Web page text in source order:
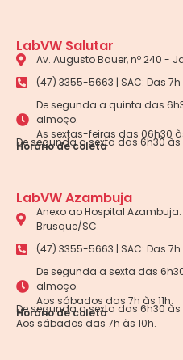
LabVW Salutar
Av. Augusto Bauer, nº 240 -
(47) 3355-5663 | SAC: Das 7h
De segunda a quinta das
almoço.
As sextas-feiras das 06h30
Horário de coleta
De segunda a sexta das 6h30 às
LabVW Azambuja
Anexo ao Hospital
Brusque/SC
(47) 3355-5663 | SAC: Das 7h
De segunda a sexta das
almoço.
Aos sábados das 7h às 11h.
Horário de coleta
De segunda a sexta das 6h30 às
Aos sábados das 7h às 10h.